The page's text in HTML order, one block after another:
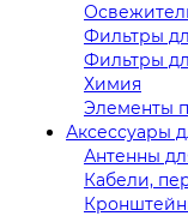
Фильтры
Фильтры
Химия
Элементы
Аксессуары
Антенны
Кабели,